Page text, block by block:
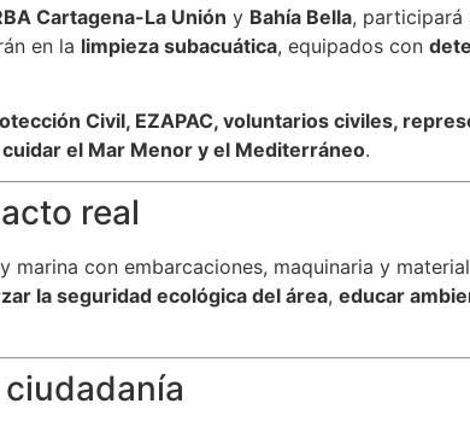
Cartagena-La Unión y Bahía Bella, participará
en la limpieza subacuática, equipados con
Civil, EZAPAC, voluntarios civiles,
cuidar el Mar Menor y el Mediterráneo.
real
marina con embarcaciones, maquinaria y
la seguridad ecológica del área, educar